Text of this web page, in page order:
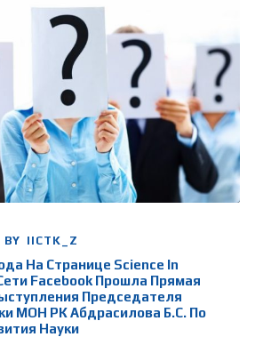
BY IICTK_Z
На Странице Science In
Facebook Прошла Прямая
Председателя
МОН РК Абдрасилова Б.С. По
Науки